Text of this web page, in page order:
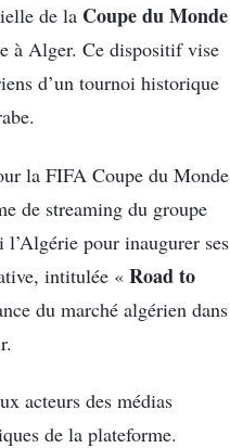
de la Coupe du Monde
à Alger. Ce dispositif vise
d’un tournoi historique
la FIFA Coupe du Monde
de streaming du groupe
l’Algérie pour inaugurer ses
intitulée « Road to
du marché algérien dans
.
acteurs des médias
de la plateforme.